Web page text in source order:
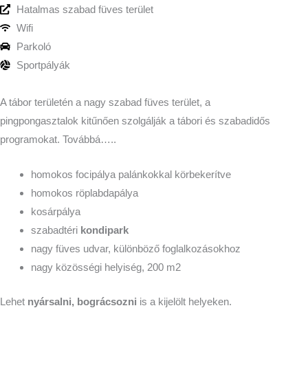
Hatalmas szabad füves terület
Wifi
Parkoló
Sportpályák
A tábor területén a nagy szabad füves terület, a
pingpongasztalok kitűnően szolgálják a tábori és szabadidős
programokat. Továbbá…..
homokos focipálya palánkokkal körbekerítve
homokos röplabdapálya
kosárpálya
szabadtéri kondipark
nagy füves udvar, különböző foglalkozásokhoz
nagy közösségi helyiség, 200 m2
Lehet nyársalni, bográcsozni is a kijelölt helyeken.